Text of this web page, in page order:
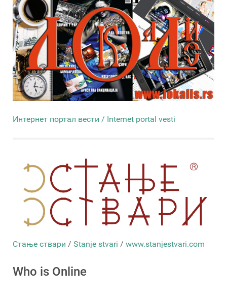
Интернет портал вести / Internet portal vesti
Стање ствари / Stanje stvari / www.stanjestvari.com
Who is Online